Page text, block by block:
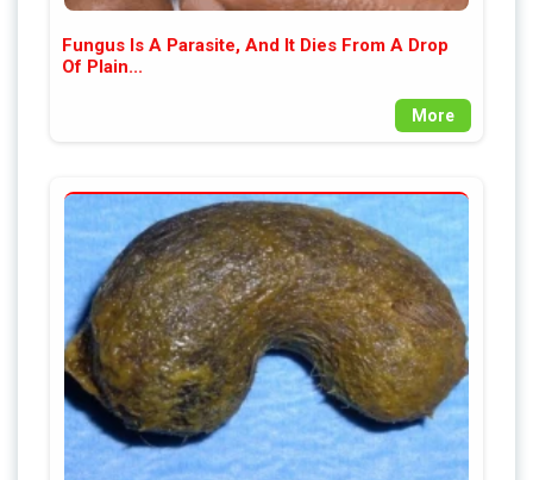
Fungus Is A Parasite, And It Dies From A Drop
Of Plain...
More